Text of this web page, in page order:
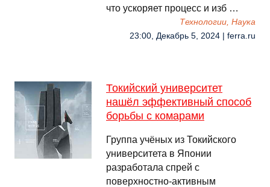
что ускоряет процесс и изб …
Технологии, Наука
23:00, Декабрь 5, 2024 | ferra.ru
Токийский университет
нашёл эффективный способ
борьбы с комарами
Группа учёных из Токийского
университета в Японии
разработала спрей с
поверхностно-активным